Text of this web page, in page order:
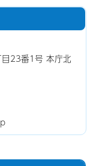
23番1号 本庁北